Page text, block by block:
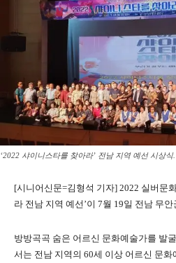
‘2022 샤이니스타를 찾아라’ 전남 지역 예선 시상
[시니어신문=김형석 기자] 2022 실버문
라 전남 지역 예선’이 7월 19일 전남 무
방방곡곡 숨은 어르신 문화예술가를 발
서는 전남 지역의 60세 이상 어르신 문